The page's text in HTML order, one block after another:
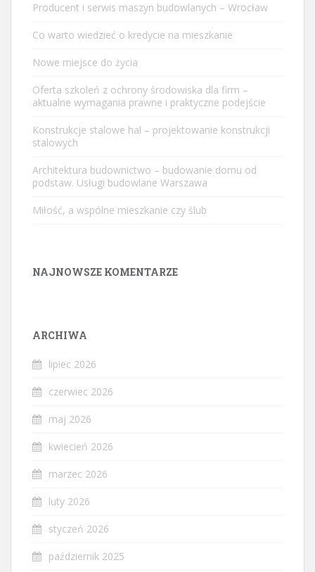
Producent i serwis maszyn budowlanych – Wrocław
Co warto wiedzieć o kredycie na mieszkanie
Nowe miejsce do życia
Oferta szkoleń z ochrony środowiska dla firm –
aktualne wymagania prawne i praktyczne podejście
Konstrukcje stalowe hal – projektowanie konstrukcji
stalowych
Architektura budownictwo – budowanie domu od
podstaw. Usługi budowlane Warszawa
Miłość, a wspólne mieszkanie czy ślub
NAJNOWSZE KOMENTARZE
ARCHIWA
lipiec 2026
czerwiec 2026
maj 2026
kwiecień 2026
marzec 2026
luty 2026
styczeń 2026
październik 2025